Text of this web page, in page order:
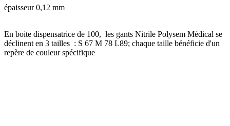
épaisseur 0,12 mm
En boite dispensatrice de 100, les gants Nitrile Polysem Médical se
déclinent en 3 tailles : S 67 M 78 L89; chaque taille bénéficie d'un
repère de couleur spécifique